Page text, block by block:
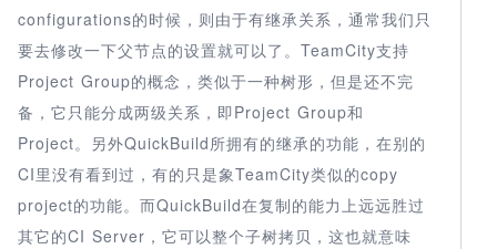
configurations的时候，则由于有继承关系，通常我们只
要去修改一下父节点的设置就可以了。TeamCity支持
Project Group的概念，类似于一种树形，但是还不完
备，它只能分成两级关系，即Project Group和
Project。另外QuickBuild所拥有的继承的功能，在别的
CI里没有看到过，有的只是象TeamCity类似的copy
project的功能。而QuickBuild在复制的能力上远远胜过
其它的CI Server，它可以整个子树拷贝，这也就意味